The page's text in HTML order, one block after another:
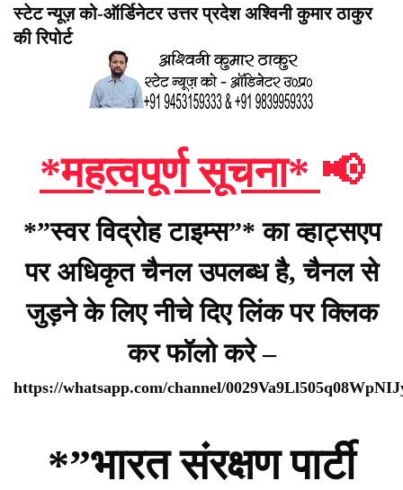
स्टेट न्यूज़ को-ऑर्डिनेटर उत्तर प्रदेश अश्विनी कुमार ठाकुर
की रिपोर्ट
*महत्वपूर्ण सूचना* 📢
*”स्वर विद्रोह टाइम्स”* का व्हाट्सएप
पर अधिकृत चैनल उपलब्ध है, चैनल से
जुड़ने के लिए नीचे दिए लिंक पर क्लिक
कर फॉलो करे –
https://whatsapp.com/channel/
*”भारत संरक्षण पार्टी